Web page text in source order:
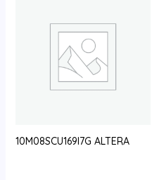
10M08SCU169I7G ALTERA